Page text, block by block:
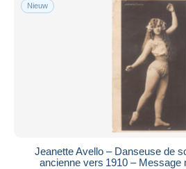
Nieuw
Jeanette Avello – Danseuse de
ancienne vers 1910 – Message